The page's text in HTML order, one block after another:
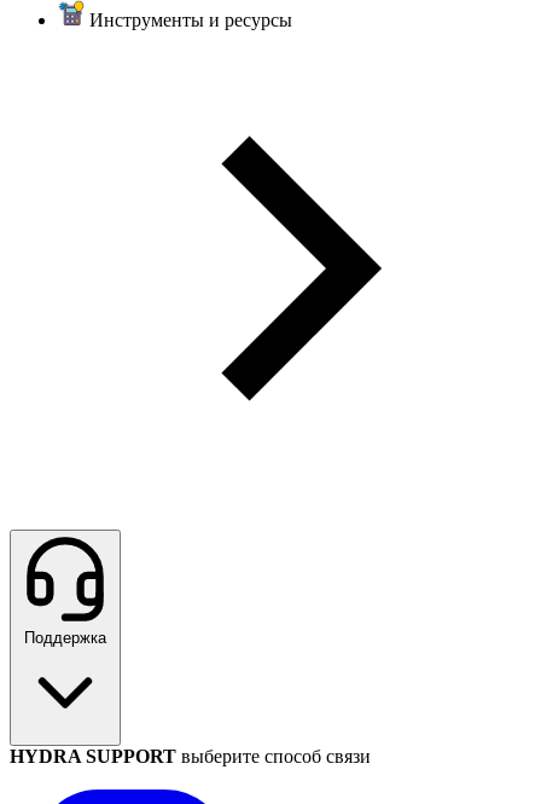
Инструменты и ресурсы
Поддержка
HYDRA SUPPORT выберите способ связи